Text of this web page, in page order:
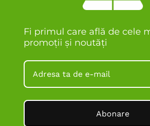
Fi primul care află de cele
promoții și noutăți
Abonare